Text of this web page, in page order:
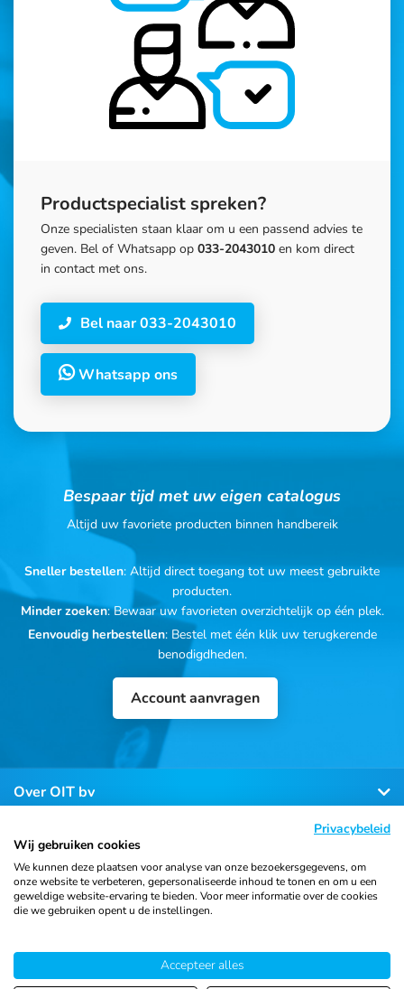
Productspecialist spreken?
Onze specialisten staan klaar om u een passend advies te
geven. Bel of Whatsapp op 033-2043010 en kom direct
in contact met ons.
Bel naar 033-2043010
Whatsapp ons
Bespaar tijd met uw eigen catalogus
Altijd uw favoriete producten binnen handbereik
Sneller bestellen: Altijd direct toegang tot uw meest gebruikte
producten.
Minder zoeken: Bewaar uw favorieten overzichtelijk op één plek.
Eenvoudig herbestellen: Bestel met één klik uw terugkerende
benodigdheden.
Account aanvragen
Over OIT bv
Klantenservice
Contact
& Trading B.V.
Algemene voorwaarden
verklaring
Cookiebeleid Sitemap
Privacybeleid
Wij gebruiken cookies
We kunnen deze plaatsen voor analyse van onze bezoekersgegevens, om
onze website te verbeteren, gepersonaliseerde inhoud te tonen en om u een
geweldige website-ervaring te bieden. Voor meer informatie over de cookies
die we gebruiken opent u de instellingen.
Accepteer alles